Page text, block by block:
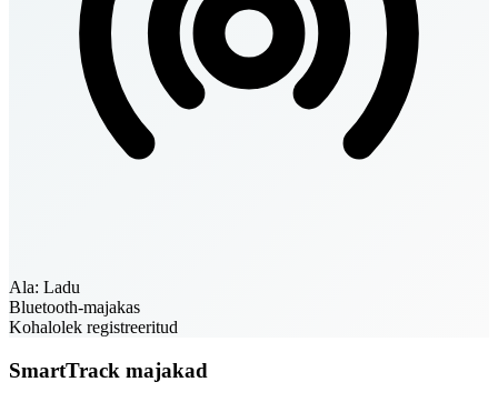
Ala: Ladu
Bluetooth-majakas
Kohalolek registreeritud
SmartTrack majakad